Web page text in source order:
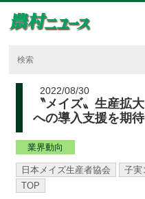
2022/08/30
〝メイズ〟生産拡
への導入支援を期
業界動向
日本メイズ生産者協会
子実
TOP